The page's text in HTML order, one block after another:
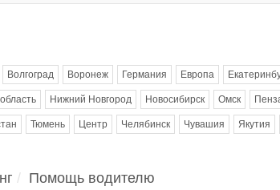
Волгоград Воронеж Германия Европа
Нижний Новгород Новосибирск Омск
Тюмень Центр Челябинск Чувашия Якутия
Помощь водителю